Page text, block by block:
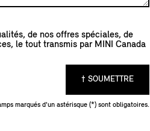
de nos offres spéciales, de
le tout transmis par MINI Canada
† SOUMETTRE
marqués d'un astérisque (*) sont obligatoires.